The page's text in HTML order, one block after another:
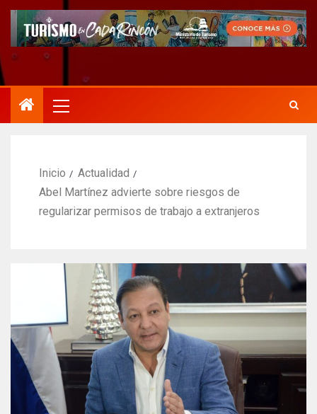
Inicio
Actualidad
Abel Martínez advierte sobre riesgos de
regularizar permisos de trabajo a extranjeros